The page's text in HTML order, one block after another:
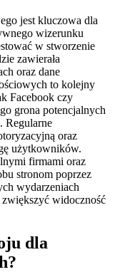
jest kluczowa dla
wizerunku
w stworzenie
zawierała
oraz dane
to kolejny
Facebook czy
grona potencjalnych
Regularne
oraz
użytkowników.
firmami oraz
stronom poprzez
wydarzeniach
widoczność
dla